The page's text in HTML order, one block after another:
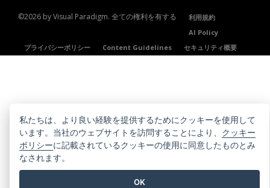
©2026 by Visual Paradigm. 全ての権利を有する
利用規約
AI Policy
プライバシーポリシー
Content Guidelines セキュリティ概要
私たちは、より良い経験を提供するためにクッキーを使用して
います。当社のウェブサイトを訪問することにより、 クッキー
ポリシーに記載されているクッキーの使用に同意したものとみ
なされます。
OK